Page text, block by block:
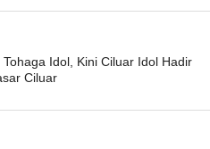
Idol, Kini Ciluar Idol Hadir
Ciluar